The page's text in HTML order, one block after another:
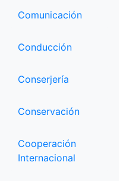
Comunicación
Conducción
Conserjería
Conservación
Cooperación
Internacional